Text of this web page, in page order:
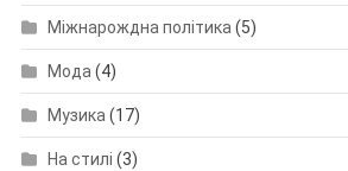
Міжнарождна політика (5)
Мода (4)
Музика (17)
На стилі (3)